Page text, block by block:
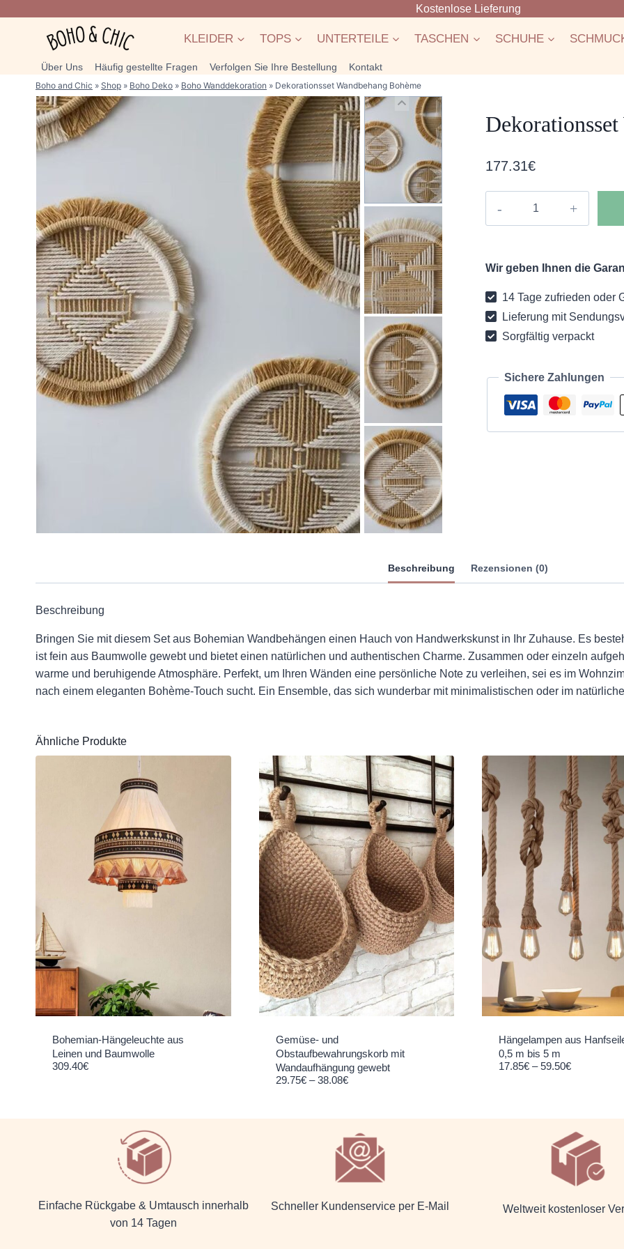
Kostenlose Lieferung
KLEIDER TOPS UNTERTEILE TASCHEN SCHUHE
Über Uns Häufig gestellte Fragen Verfolgen Sie Ihre Bestellung Kontakt
Boho and Chic » Shop » Boho Deko » Boho Wanddekoration » Dekorationsset Wandbehang Bohème
177.31€
Wir geben Ihnen die
14 Tage zufrieden oder
Lieferung mit
Sorgfältig verpackt
Sichere Zahlungen
Beschreibung Rezensionen (0)
Beschreibung
Bringen Sie mit diesem Set aus Bohemian Wandbehängen einen Hauch von Handwerkskunst in Ihr Zuhause. Es
ist fein aus Baumwolle gewebt und bietet einen natürlichen und authentischen Charme. Zusammen oder einzeln
warme und beruhigende Atmosphäre. Perfekt, um Ihren Wänden eine persönliche Note zu verleihen, sei es im
nach einem eleganten Bohème-Touch sucht. Ein Ensemble, das sich wunderbar mit minimalistischen oder im
Ähnliche Produkte
Bohemian-Hängeleuchte aus
Leinen und Baumwolle
309.40€
Gemüse- und
Obstaufbewahrungskorb mit
Wandaufhängung gewebt
29.75€ –38.08€Preisspanne: 29.75€ bis 38.08€
Hängelampen aus
0,5 m bis 5 m
17.85€ –59.50€Preisspanne: 17.85€ bis 59.50€
Einfache Rückgabe & Umtausch innerhalb
von 14 Tagen
Schneller Kundenservice per E-Mail Weltweit kostenloser